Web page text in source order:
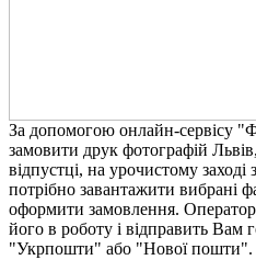
За допомогою онлайн-сервісу
замовити друк фотографій
відпустці, на урочистому
потрібно завантажити вибрані
оформити замовлення.
його в роботу і відправить Вам
"Укрпошти" або "Нової пошти".